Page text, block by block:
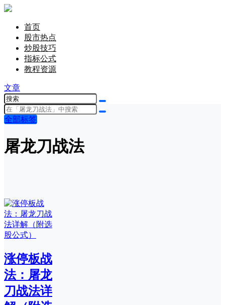
首页
股市热点
炒股技巧
指标公式
教程资源
文章
全部标签
屠龙刀战法
涨停板战
法：屠龙
刀战法详